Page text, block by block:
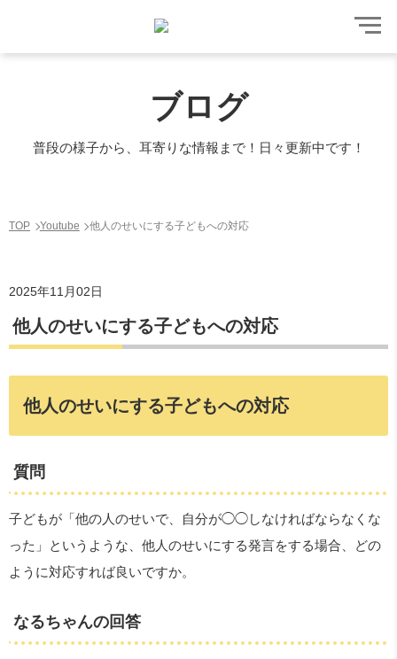
ブログ
普段の様子から、耳寄りな情報まで！日々更新中です！
TOP Youtube 他人のせいにする子どもへの対応
2025年11月02日
他人のせいにする子どもへの対応
他人のせいにする子どもへの対応
質問
子どもが「他の人のせいで、自分が◯◯しなければならなくな
った」というような、他人のせいにする発言をする場合、どの
ように対応すれば良いですか。
なるちゃんの回答